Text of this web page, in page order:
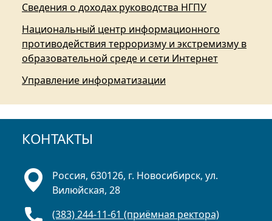
Сведения о доходах руководства НГПУ
Национальный центр информационного
противодействия терроризму и экстремизму в
образовательной среде и сети Интернет
Управление информатизации
КОНТАКТЫ
Россия, 630126, г. Новосибирск, ул.
Вилюйская, 28
(383) 244-11-61 (приёмная ректора)